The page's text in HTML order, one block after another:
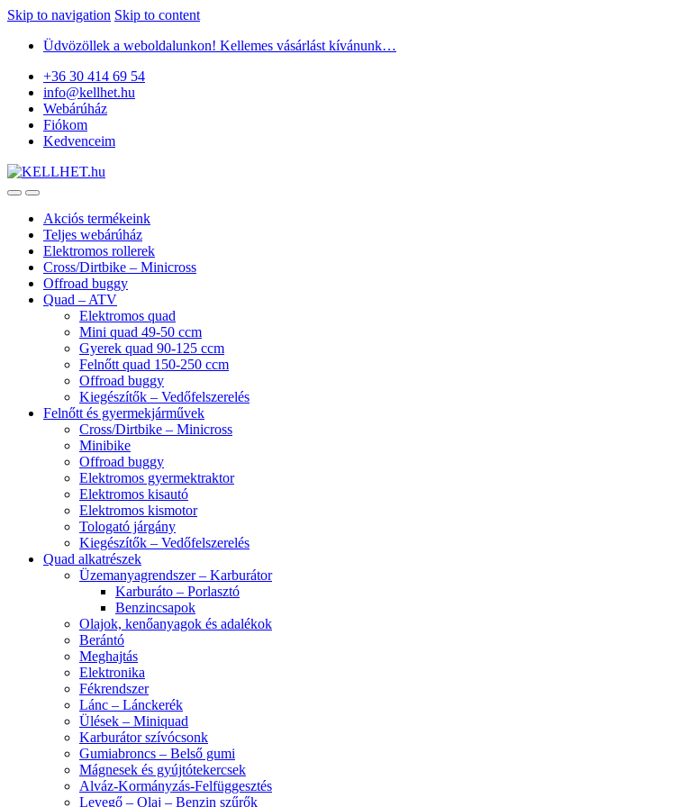
Skip to navigation Skip to content
Üdvözöllek a weboldalunkon! Kellemes vásárlást kívánunk…
+36 30 414 69 54
info@kellhet.hu
Webárúház
Fiókom
Kedvenceim
Akciós termékeink
Teljes webárúház
Elektromos rollerek
Cross/Dirtbike – Minicross
Offroad buggy
Quad – ATV
Elektromos quad
Mini quad 49-50 ccm
Gyerek quad 90-125 ccm
Felnőtt quad 150-250 ccm
Offroad buggy
Kiegészítők – Vedőfelszerelés
Felnőtt és gyermekjárművek
Cross/Dirtbike – Minicross
Minibike
Offroad buggy
Elektromos gyermektraktor
Elektromos kisautó
Elektromos kismotor
Tologató járgány
Kiegészítők – Vedőfelszerelés
Quad alkatrészek
Üzemanyagrendszer – Karburátor
Karburáto – Porlasztó
Benzincsapok
Olajok, kenőanyagok és adalékok
Berántó
Meghajtás
Elektronika
Fékrendszer
Lánc – Lánckerék
Ülések – Miniquad
Karburátor szívócsonk
Gumiabroncs – Belső gumi
Mágnesek és gyújtótekercsek
Alváz-Kormányzás-Felfüggesztés
Levegő – Olaj – Benzin szűrők